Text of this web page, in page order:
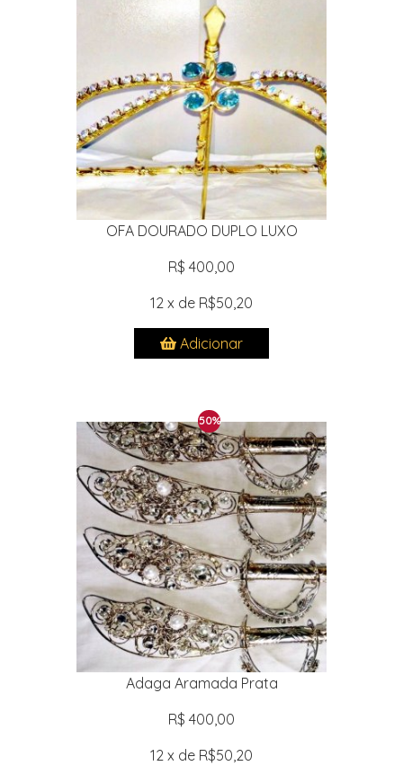
OFA DOURADO DUPLO LUXO
R$ 400,00
12 x de R$50,20
Adicionar
50%
Adaga Aramada Prata
R$ 400,00
12 x de R$50,20